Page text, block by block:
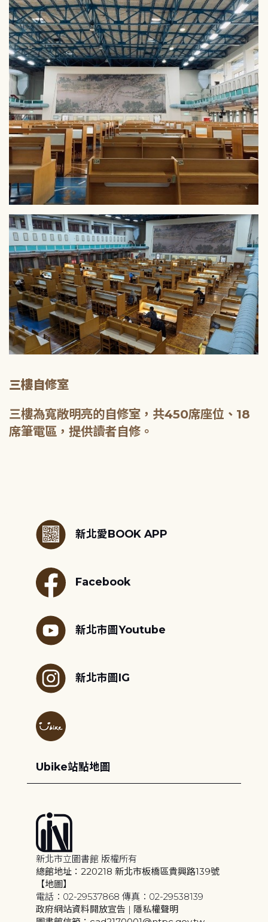
三樓自修室
三樓為寬敞明亮的自修室，共450席座位、18
席筆電區，提供讀者自修。
新北愛BOOK APP
Facebook
新北市圖Youtube
新北市圖IG
Ubike站點地圖
新北市立圖書館 版權所有
總館地址：220218 新北市板橋區貴興路139號
【地圖】
電話：02-29537868 傳真：02-29538139
政府網站資料開放宣告 | 隱私權聲明